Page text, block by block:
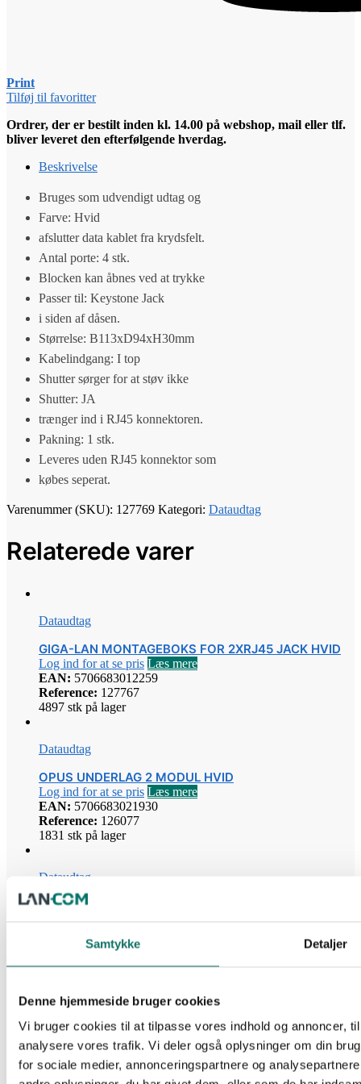
Samtykke Detaljer
Denne hjemmeside bruger cookies
Vi bruger cookies til at tilpasse vores indhold og annoncer,
analysere vores trafik. Vi deler også oplysninger om din
for sociale medier, annonceringspartnere og
Print
Tilføj til favoritter
Ordrer, der er bestilt inden kl. 14.00 på webshop, mail eller tlf.
bliver leveret den efterfølgende hverdag.
Beskrivelse
Bruges som udvendigt udtag og
Farve: Hvid
afslutter data kablet fra krydsfelt.
Antal porte: 4 stk.
Blocken kan åbnes ved at trykke
Passer til: Keystone Jack
i siden af dåsen.
Størrelse: B113xD94xH30mm
Kabelindgang: I top
Shutter sørger for at støv ikke
Shutter: JA
trænger ind i RJ45 konnektoren.
Pakning: 1 stk.
Leveres uden RJ45 konnektor som
købes seperat.
Varenummer (SKU): 127769 Kategori: Dataudtag
Relaterede varer
Dataudtag
GIGA-LAN MONTAGEBOKS FOR 2XRJ45 JACK HVID
Log ind for at se pris Læs mere
EAN: 5706683012259
Reference: 127767
4897 stk på lager
Dataudtag
OPUS UNDERLAG 2 MODUL HVID
Log ind for at se pris Læs mere
EAN: 5706683021930
Reference: 126077
1831 stk på lager
Dataudtag
GIGA-LAN DATAUDTAG 2xKEYSTONE HVID OPUS
5706683019883
Reference:126160
Dataudtag
DATAUDTAG 2XKEYSTONE 50X50MM LEGRAND
MOSAIC LCS
Log ind for at se pris Læs mere